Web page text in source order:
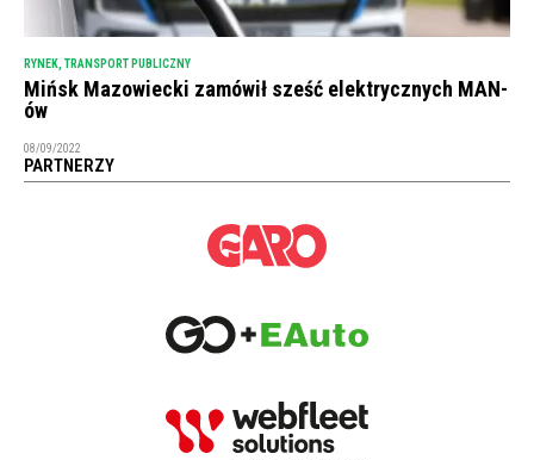
RYNEK TRANSPORT PUBLICZNY
Mińsk Mazowiecki zamówił sześć elektrycznych MAN-
ów
08/09/2022
PARTNERZY